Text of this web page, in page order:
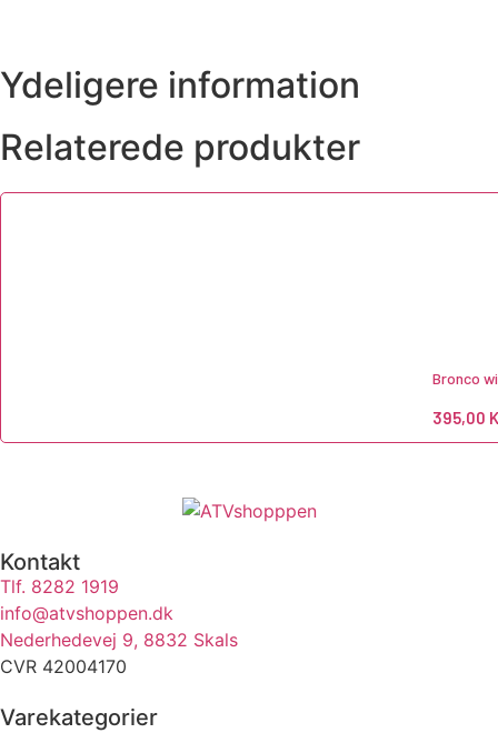
Ydeligere information
Relaterede produkter
Bronco
395,00
Kontakt
Tlf. 8282 1919
info@atvshoppen.dk
Nederhedevej 9, 8832 Skals
CVR 42004170
Varekategorier